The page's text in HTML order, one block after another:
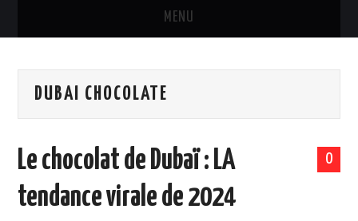
MENU
DISTRIBUTION
DIGITAL
DUBAI CHOCOLATE
0
Le chocolat de Dubaï : LA
tendance virale de 2024